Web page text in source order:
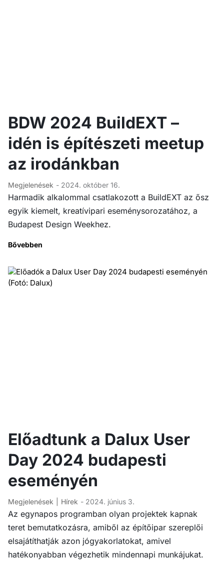
BDW 2024 BuildEXT –
idén is építészeti meetup
az irodánkban
Megjelenések - 2024. október 16.
Harmadik alkalommal csatlakozott a BuildEXT az ősz
egyik kiemelt, kreatívipari eseménysorozatához, a
Budapest Design Weekhez.
Bővebben
Előadtunk a Dalux User
Day 2024 budapesti
eseményén
Megjelenések Hírek - 2024. június 3.
Az egynapos programban olyan projektek kapnak
teret bemutatkozásra, amiből az építőipar szereplői
elsajátíthatják azon jógyakorlatokat, amivel
hatékonyabban végezhetik mindennapi munkájukat.